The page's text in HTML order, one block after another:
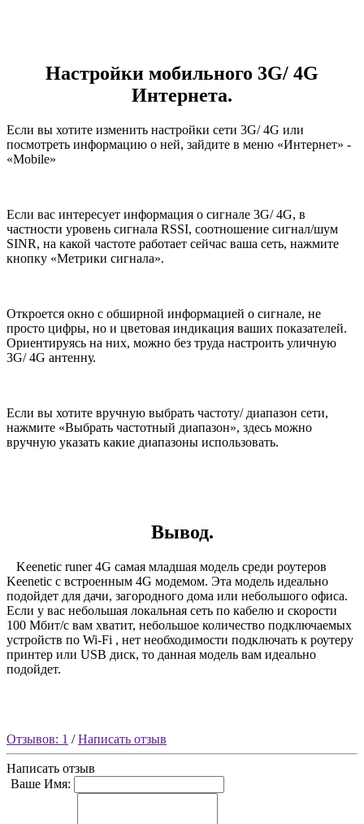
Настройки мобильного 3G/ 4G
Интернета.
Если вы хотите изменить настройки сети 3G/ 4G или
посмотреть информацию о ней, зайдите в меню «Интернет» -
«Mobile»
Если вас интересует информация о сигнале 3G/ 4G, в
частности уровень сигнала RSSI, соотношение сигнал/шум
SINR, на какой частоте работает сейчас ваша сеть, нажмите
кнопку «Метрики сигнала».
Откроется окно с обширной информацией о сигнале, не
просто цифры, но и цветовая индикация ваших показателей.
Ориентируясь на них, можно без труда настроить уличную
3G/ 4G антенну.
Если вы хотите вручную выбрать частоту/ диапазон сети,
нажмите «Выбрать частотный диапазон», здесь можно
вручную указать какие диапазоны использовать.
Вывод.
Keenetic runer 4G самая младшая модель среди роутеров
Keenetic с встроенным 4G модемом. Эта модель идеально
подойдет для дачи, загородного дома или небольшого офиса.
Если у вас небольшая локальная сеть по кабелю и скорости
100 Мбит/с вам хватит, небольшое количество подключаемых
устройств по Wi-Fi , нет необходимости подключать к роутеру
принтер или USB диск, то данная модель вам идеально
подойдет.
Отзывов: 1 /Написать отзыв
Написать отзыв
Ваше Имя: